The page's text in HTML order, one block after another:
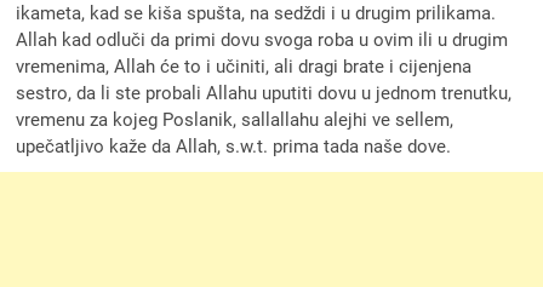
ikameta, kad se kiša spušta, na sedždi i u drugim prilikama.
Allah kad odluči da primi dovu svoga roba u ovim ili u drugim
vremenima, Allah će to i učiniti, ali dragi brate i cijenjena
sestro, da li ste probali Allahu uputiti dovu u jednom trenutku,
vremenu za kojeg Poslanik, sallallahu alejhi ve sellem,
upečatljivo kaže da Allah, s.w.t. prima tada naše dove.